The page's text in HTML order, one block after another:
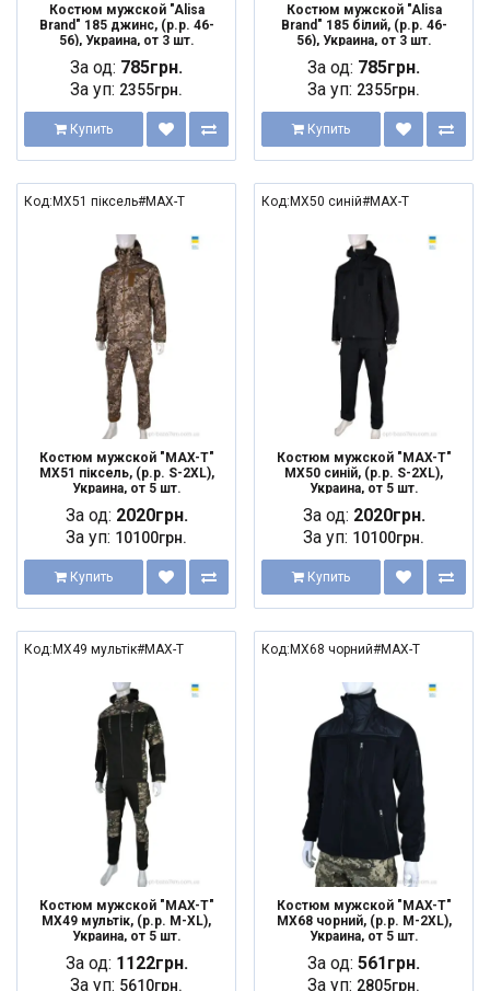
Костюм мужской "Alisa
Brand" 185 джинс, (р.р. 46-
56), Украина, от 3 шт.
За од: 785грн.
За уп: 2355грн.
Купить
Костюм мужской "Alisa
Brand" 185 білий, (р.р. 46-
56), Украина, от 3 шт.
За од: 785грн.
За уп: 2355грн.
Купить
Код:MX51 піксель#MAX-T
Костюм мужской "MAX-T"
MX51 піксель, (р.р. S-2XL),
Украина, от 5 шт.
За од: 2020грн.
За уп: 10100грн.
Купить
Код:MX50 синій#MAX-T
Костюм мужской "MAX-T"
MX50 синій, (р.р. S-2XL),
Украина, от 5 шт.
За од: 2020грн.
За уп: 10100грн.
Купить
Код:MX49 мультік#MAX-T
Костюм мужской "MAX-T"
MX49 мультік, (р.р. M-XL),
Украина, от 5 шт.
За од: 1122грн.
За уп: 5610грн.
Код:MX68 чорний#MAX-T
Костюм мужской "MAX-T"
MX68 чорний, (р.р. M-2XL),
Украина, от 5 шт.
За од: 561грн.
За уп: 2805грн.